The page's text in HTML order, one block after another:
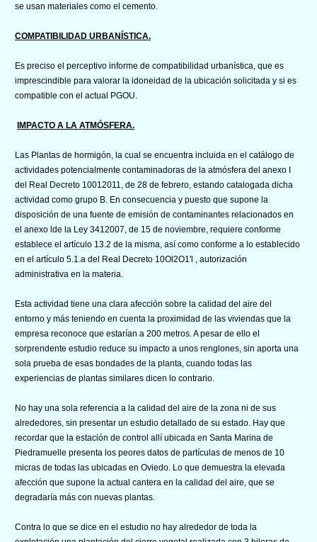
se usan materiales como el cemento.
COMPATIBILIDAD URBANÍSTICA.
Es preciso el perceptivo informe de compatibilidad urbanística, que es
imprescindible para valorar la idoneidad de la ubicación solicitada y si es
compatible con el actual PGOU.
IMPACTO A LA ATMÓSFERA.
Las Plantas de hormigón, la cual se encuentra incluida en el catálogo de
actividades potencialmente contaminadoras de la atmósfera del anexo I
del Real Decreto 10012011, de 28 de febrero, estando catalogada dicha
actividad como grupo B. En consecuencia y puesto que supone la
disposición de una fuente de emisión de contaminantes relacionados en
el anexo lde la Ley 3412007, de 15 de noviembre, requiere conforme
establece el artículo 13.2 de la misma, así como conforme a lo establecido
en el artículo 5.1.a del Real Decreto 10Ol2O1'l , autorización
administrativa en la materia.
Esta actividad tiene una clara afección sobre la calidad del aire del
entorno y más teniendo en cuenta la proximidad de las viviendas que la
empresa reconoce que estarían a 200 metros. A pesar de ello el
sorprendente estudio reduce su impacto a unos renglones, sin aporta una
sola prueba de esas bondades de la planta, cuando todas las
experiencias de plantas similares dicen lo contrario.
No hay una sola referencia a la calidad del aire de la zona ni de sus
alrededores, sin presentar un estudio detallado de su estado. Hay que
recordar que la estación de control allí ubicada en Santa Marina de
Piedramuelle presenta los peores datos de partículas de menos de 10
micras de todas las ubicadas en Oviedo. Lo que demuestra la elevada
afección que supone la actual cantera en la calidad del aire, que se
degradaría más con nuevas plantas.
Contra lo que se dice en el estudio no hay alrededor de toda la